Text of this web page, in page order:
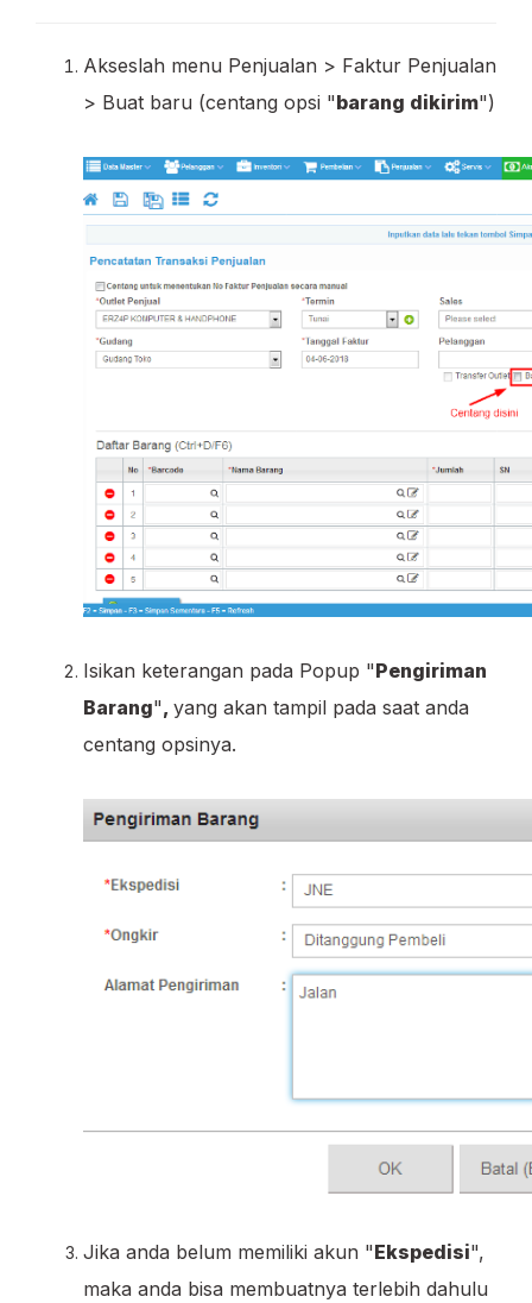
Akseslah menu Penjualan > Faktur Penjualan
> Buat baru (centang opsi "barang dikirim")
Isikan keterangan pada Popup "Pengiriman
Barang", yang akan tampil pada saat anda
centang opsinya.
Jika anda belum memiliki akun "Ekspedisi",
maka anda bisa membuatnya terlebih dahulu